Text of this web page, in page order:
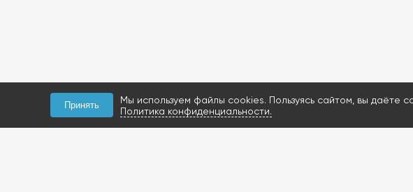
Принять Мы используем файлы cookies. Пользуясь сайтом, вы даёте
Политика конфиденциальности.